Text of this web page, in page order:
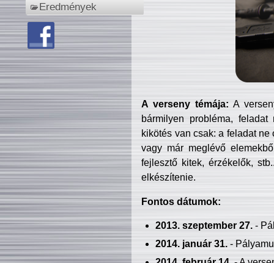
Eredmények
A verseny témája: A
bármilyen probléma, feladat
kikötés van csak: a feladat
vagy már meglévő
fejlesztő kitek, érzékelők,
elkészítenie.
Fontos dátumok:
2013. szeptember 27.-
2014. január 31.-